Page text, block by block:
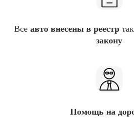
Все авто внесены в реестр
закону
Помощь на